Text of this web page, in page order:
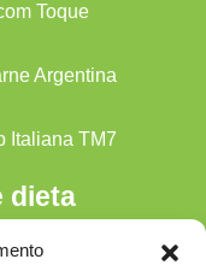
Toque
Argentina
Italiana TM7
dieta